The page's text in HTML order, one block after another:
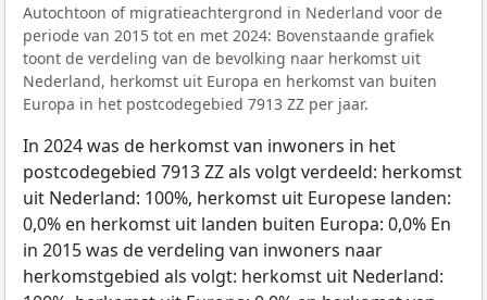
Autochtoon of migratieachtergrond in Nederland voor de
periode van 2015 tot en met 2024: Bovenstaande grafiek
toont de verdeling van de bevolking naar herkomst uit
Nederland, herkomst uit Europa en herkomst van buiten
Europa in het postcodegebied 7913 ZZ per jaar.
In 2024 was de herkomst van inwoners in het
postcodegebied 7913 ZZ als volgt verdeeld: herkomst
uit Nederland: 100%, herkomst uit Europese landen:
0,0% en herkomst uit landen buiten Europa: 0,0% En
in 2015 was de verdeling van inwoners naar
herkomstgebied als volgt: herkomst uit Nederland: